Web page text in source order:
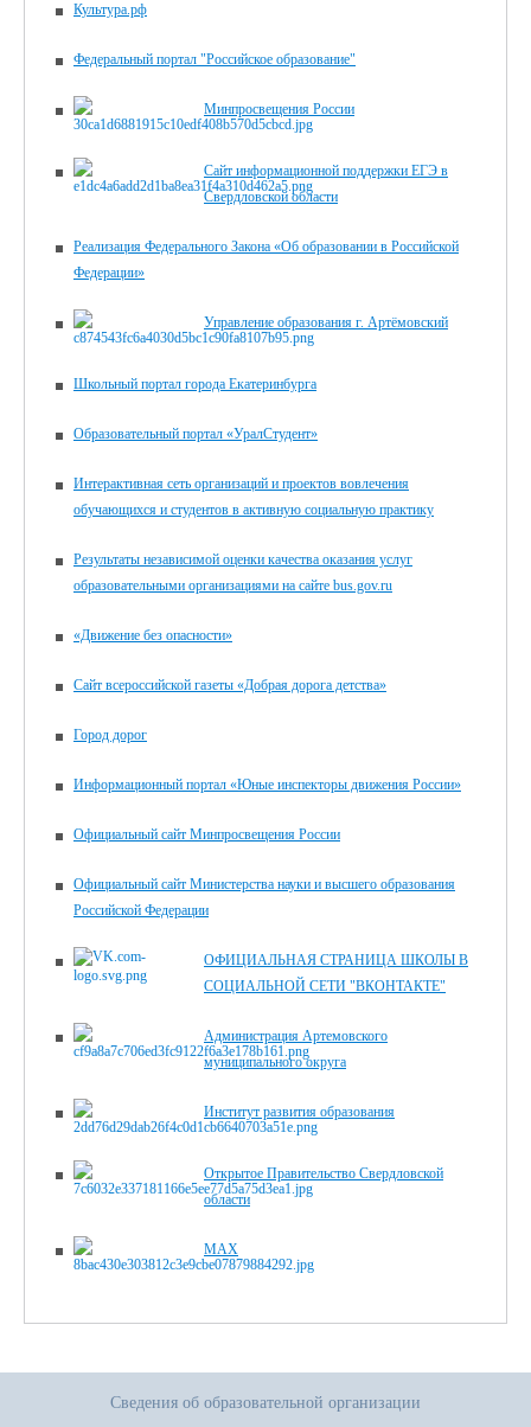
Культура.рф
Федеральный портал "Российское образование"
Минпросвещения России
Сайт информационной поддержки ЕГЭ в
Свердловской области
Реализация Федерального Закона «Об образовании в Российской
Федерации»
Управление образования г. Артёмовский
Школьный портал города Екатеринбурга
Образовательный портал «УралСтудент»
Интерактивная сеть организаций и проектов вовлечения
обучающихся и студентов в активную социальную практику
Результаты независимой оценки качества оказания услуг
образовательными организациями на сайте bus.gov.ru
«Движение без опасности»
Сайт всероссийской газеты «Добрая дорога детства»
Город дорог
Информационный портал «Юные инспекторы движения России»
Официальный сайт Минпросвещения России
Официальный сайт Министерства науки и высшего образования
Российской Федерации
ОФИЦИАЛЬНАЯ СТРАНИЦА ШКОЛЫ В
СОЦИАЛЬНОЙ СЕТИ "ВКОНТАКТЕ"
Администрация Артемовского
муниципального округа
Институт развития образования
Открытое Правительство Свердловской
области
MAX
Сведения об образовательной организации